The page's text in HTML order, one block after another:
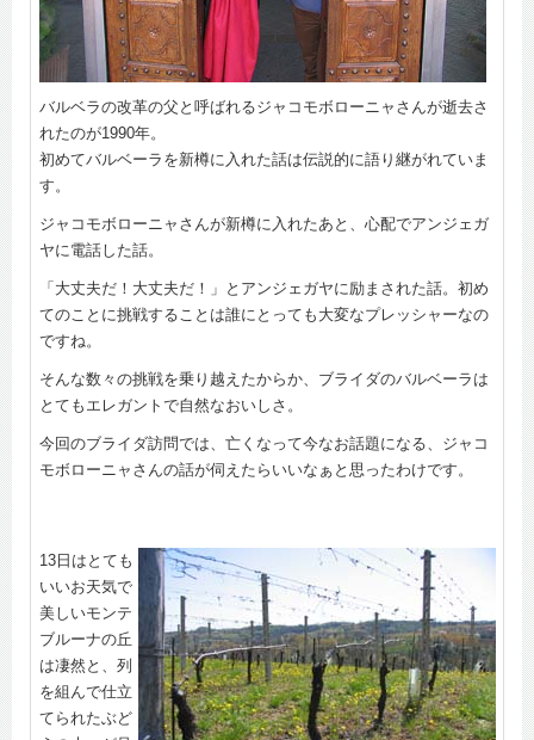
バルベラの改革の父と呼ばれるジャコモボローニャさんが逝去さ
れたのが1990年。
初めてバルベーラを新樽に入れた話は伝説的に語り継がれていま
す。
ジャコモボローニャさんが新樽に入れたあと、心配でアンジェガ
ヤに電話した話。
「大丈夫だ！大丈夫だ！」とアンジェガヤに励まされた話。初め
てのことに挑戦することは誰にとっても大変なプレッシャーなの
ですね。
そんな数々の挑戦を乗り越えたからか、ブライダのバルベーラは
とてもエレガントで自然なおいしさ。
今回のブライダ訪問では、亡くなって今なお話題になる、ジャコ
モボローニャさんの話が伺えたらいいなぁと思ったわけです。
13日はとても
いいお天気で
美しいモンテ
ブルーナの丘
は凄然と、列
を組んで仕立
てられたぶど